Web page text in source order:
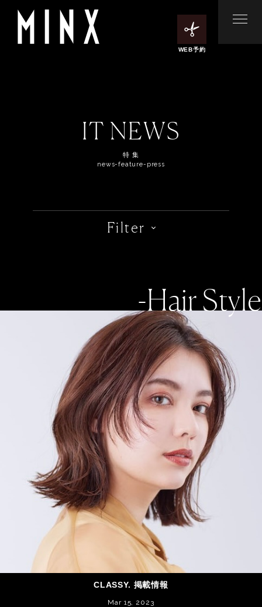
WEB予約
IT NEWS
特 集
news-feature-press
Filter
-Hair Style
CLASSY. 掲載情報
Mar 15, 2023